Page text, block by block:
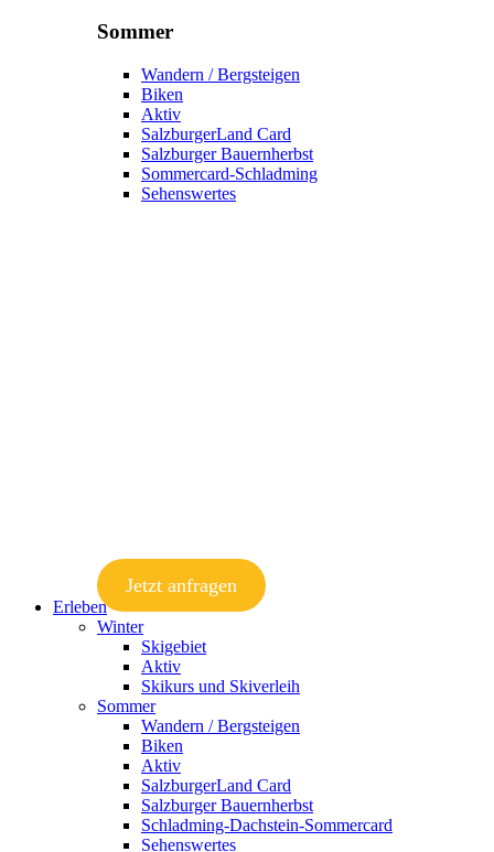
Sommer
Wandern / Bergsteigen
Biken
Aktiv
SalzburgerLand Card
Salzburger Bauernherbst
Sommercard-Schladming
Sehenswertes
Jetzt anfragen
Erleben
Winter
Skigebiet
Aktiv
Skikurs und Skiverleih
Sommer
Wandern / Bergsteigen
Biken
Aktiv
SalzburgerLand Card
Salzburger Bauernherbst
Schladming-Dachstein-Sommercard
Sehenswertes